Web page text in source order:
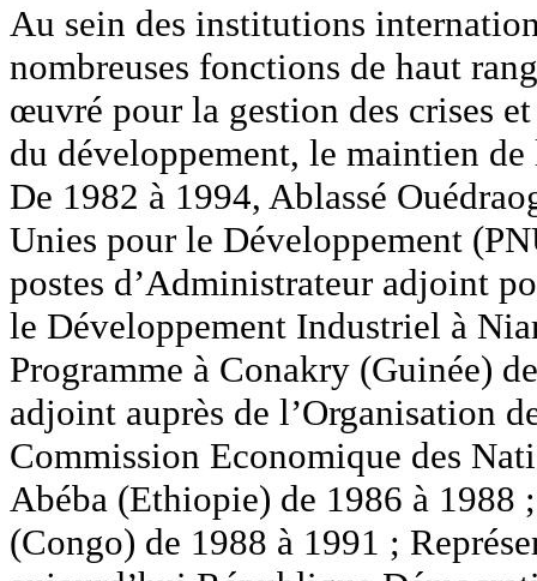
Au sein des institutions
nombreuses fonctions de haut
œuvré pour la gestion des crises
du développement, le maintien
De 1982 à 1994, Ablassé
Unies pour le Développement
postes d’Administrateur adjoint
le Développement Industriel à
Programme à Conakry (Guinée)
adjoint auprès de l’Organisation
Commission Economique des
Abéba (Ethiopie) de 1986 à 1988
(Congo) de 1988 à 1991 ;